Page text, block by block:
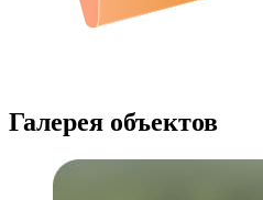
Галерея объектов